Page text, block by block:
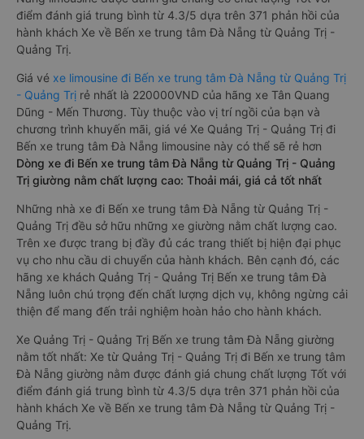
điểm đánh giá trung bình từ 4.3/5 dựa trên 371 phản hồi của
hành khách Xe về Bến xe trung tâm Đà Nẵng từ Quảng Trị -
Quảng Trị.
Giá vé xe limousine đi Bến xe trung tâm Đà Nẵng từ Quảng Trị
- Quảng Trị rẻ nhất là 220000VND của hãng xe Tân Quang
Dũng - Mến Thương. Tùy thuộc vào vị trí ngồi của bạn và
chương trình khuyến mãi, giá vé Xe Quảng Trị - Quảng Trị đi
Bến xe trung tâm Đà Nẵng limousine này có thể sẽ rẻ hơn
Dòng xe đi Bến xe trung tâm Đà Nẵng từ Quảng Trị - Quảng
Trị giường nằm chất lượng cao: Thoải mái, giá cả tốt nhất
Những nhà xe đi Bến xe trung tâm Đà Nẵng từ Quảng Trị -
Quảng Trị đều sở hữu những xe giường nằm chất lượng cao.
Trên xe được trang bị đầy đủ các trang thiết bị hiện đại phục
vụ cho nhu cầu di chuyển của hành khách. Bên cạnh đó, các
hãng xe khách Quảng Trị - Quảng Trị Bến xe trung tâm Đà
Nẵng luôn chú trọng đến chất lượng dịch vụ, không ngừng cải
thiện để mang đến trải nghiệm hoàn hảo cho hành khách.
Xe Quảng Trị - Quảng Trị Bến xe trung tâm Đà Nẵng giường
nằm tốt nhất: Xe từ Quảng Trị - Quảng Trị đi Bến xe trung tâm
Đà Nẵng giường nằm được đánh giá chung chất lượng Tốt với
điểm đánh giá trung bình từ 4.3/5 dựa trên 371 phản hồi của
hành khách Xe về Bến xe trung tâm Đà Nẵng từ Quảng Trị -
Quảng Trị.